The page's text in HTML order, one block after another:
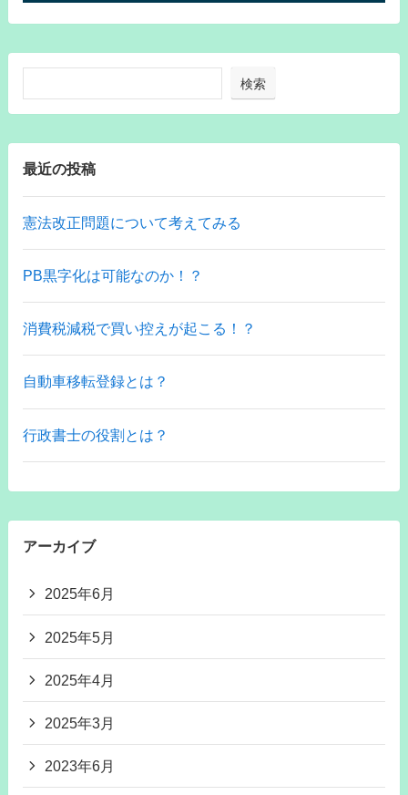
検索
最近の投稿
憲法改正問題について考えてみる
PB黒字化は可能なのか！？
消費税減税で買い控えが起こる！？
自動車移転登録とは？
行政書士の役割とは？
アーカイブ
2025年6月
2025年5月
2025年4月
2025年3月
2023年6月